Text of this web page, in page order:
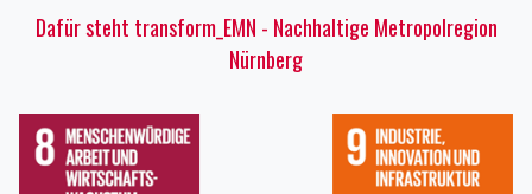
Dafür steht transform_EMN - Nachhaltige Metropolregion
Nürnberg